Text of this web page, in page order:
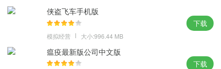
人战斗或团队竞争，满足不同玩家的玩法需求。
侠盗飞车手机版
模拟经营 大小:996.44 MB
下载
瘟疫最新版公司中文版
下载